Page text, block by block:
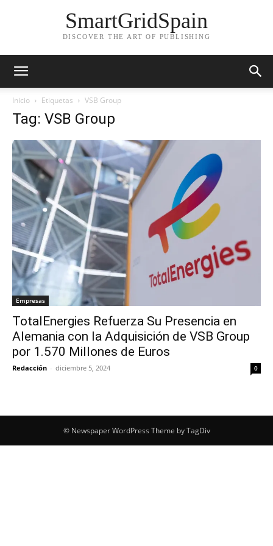
SmartGridSpain
DISCOVER THE ART OF PUBLISHING
Inicio Etiquetas VSB Group
Tag: VSB Group
Empresas
TotalEnergies Refuerza Su Presencia en
Alemania con la Adquisición de VSB Group
por 1.570 Millones de Euros
Redacción - diciembre 5, 2024 0
© Newspaper WordPress Theme by TagDiv